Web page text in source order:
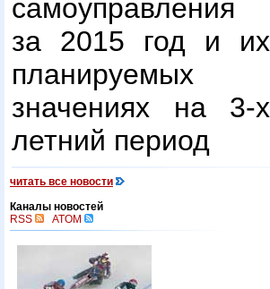
самоуправления
за 2015 год и их
планируемых
значениях на 3-х
летний период
читать все новости
Каналы новостей
RSS
ATOM